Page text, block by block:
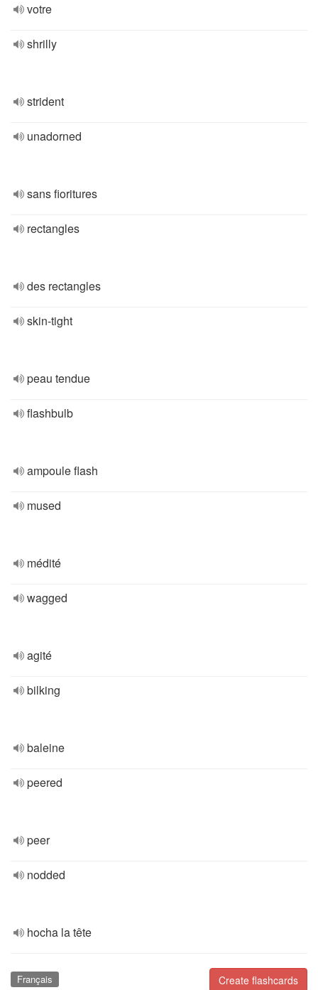
votre
shrilly
strident
unadorned
sans fioritures
rectangles
des rectangles
skin-tight
peau tendue
flashbulb
ampoule flash
mused
médité
wagged
agité
bilking
baleine
peered
peer
nodded
hocha la tête
Create flashcards
Français